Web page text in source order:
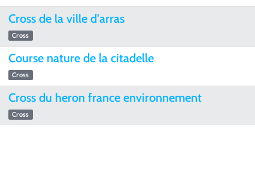
Cross de la ville d'arras
Cross
Course nature de la citadelle
Cross
Cross du heron france environnement
Cross